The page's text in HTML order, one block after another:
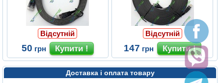
Відсутній
50 грн
Відсутній
147 грн
Доставка і оплата товару